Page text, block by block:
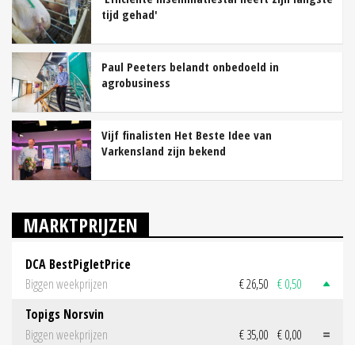
tijd gehad'
Paul Peeters belandt onbedoeld in
agrobusiness
Vijf finalisten Het Beste Idee van
Varkensland zijn bekend
MARKTPRIJZEN
DCA BestPigletPrice
Biggen weekprijzen
€ 26,50 € 0,50
Topigs Norsvin
Biggen weekprijzen
€ 35,00 € 0,00